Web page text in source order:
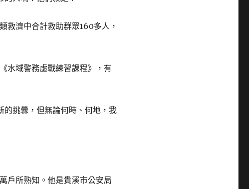
救濟中合計救助群眾160多人，
水域警務虛戰練習課程》，有
的挑釁，但無論何時、何地，我
戶所熟知。他是貴溪市公安局